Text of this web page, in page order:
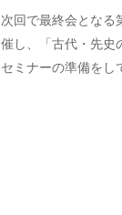
次回で最終会となる
催し、「古代・先史
セミナーの準備をし